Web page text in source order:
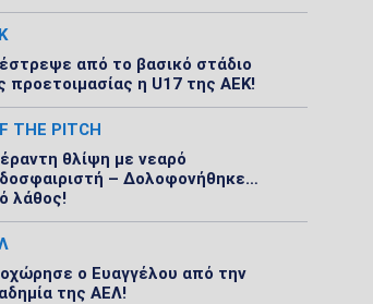
από το βασικό στάδιο
προετοιμασίας η U17 της ΑΕΚ!
THE PITCH
θλίψη με νεαρό
– Δολοφονήθηκε…
λάθος!
ο Ευαγγέλου από την
της ΑΕΛ!